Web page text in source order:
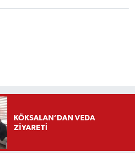
KÖKSALAN’DAN VEDA
ZİYARETİ